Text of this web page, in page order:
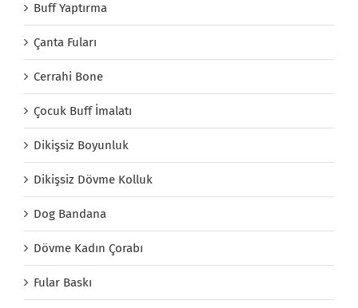
Buff Yaptırma
Çanta Fuları
Cerrahi Bone
Çocuk Buff İmalatı
Dikişsiz Boyunluk
Dikişsiz Dövme Kolluk
Dog Bandana
Dövme Kadın Çorabı
Fular Baskı